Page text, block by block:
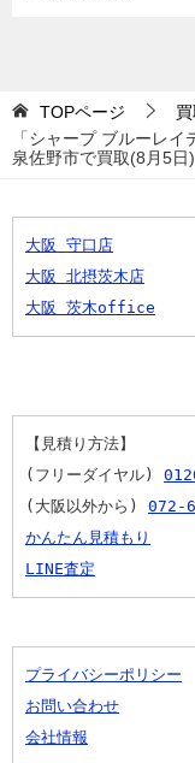
TOPページ
「シャープ ブルーレ
泉佐野市で買取(8月5日)
大阪 守口店
大阪 北摂茨木店
大阪 茨木office
【見積り方法】
(フリーダイヤル)
(大阪以外から) 072-
かんたん見積もり
LINE査定
プライバシーポリシー
お問い合わせ
会社情報